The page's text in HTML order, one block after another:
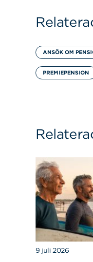
ANSÖK OM
PREMIEPENSION
9 juli 2026